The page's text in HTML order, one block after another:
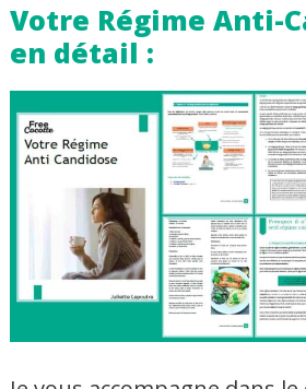
Votre Régime Anti-
en détail :